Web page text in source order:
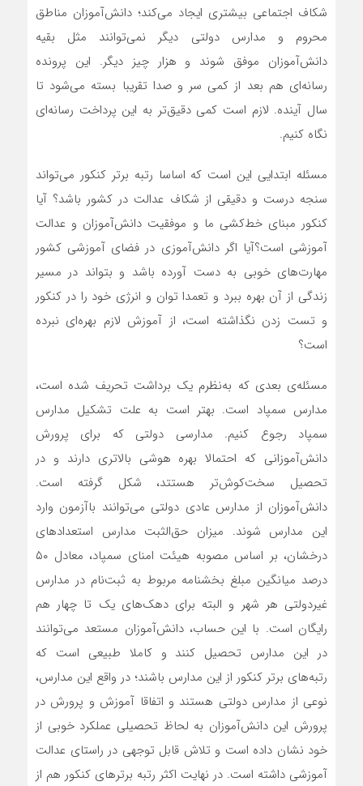
شکاف اجتماعی بیشتری ایجاد می‌کند؛ دانش‌آموزان مناطق
محروم و مدارس دولتی دیگر نمی‌توانند مثل بقیه
دانش‌آموزان موفق شوند و هزار چیز دیگر. این پرونده
رسانه‌ای هم بعد از کمی سر و صدا تقریبا بسته می‌شود تا
سال آینده. لازم است کمی دقیق‌تر به این پرداخت رسانه‌ای
نگاه کنیم.
مسئله ابتدایی این است که اساسا رتبه برتر کنکور می‌تواند
سنجه درست و دقیقی از شکاف عدالت در کشور باشد؟ آیا
کنکور مبنای خط‌کشی ما و موفقیت دانش‌آموزان و عدالت
آموزشی است؟آیا اگر دانش‌آموزی در فضای آموزشی کشور
مهارت‌های خوبی به دست آورده باشد و بتواند در مسیر
زندگی از آن بهره ببرد و تعمدا توان و انرژی خود را در کنکور
و تست زدن نگذاشته است، از آموزش لازم بهره‌ای نبرده
است؟
مسئله‌ی بعدی که به‌نظرم یک برداشت تحریف شده است،
مدارس سمپاد است. بهتر است به علت تشکیل مدارس
سمپاد رجوع کنیم. مدارسی دولتی که برای پرورش
دانش‌آموزانی که احتمالا بهره هوشی بالاتری دارند و در
تحصیل سخت‌کوش‌تر هستتد، شکل گرفته است.
دانش‌آموزان از مدارس عادی دولتی می‌توانند باآزمون وارد
این مدارس شوند. میزان حق‌الثبت مدارس استعدادهای
درخشان، بر اساس مصوبه هیئت امنای سمپاد، معادل ۵۰
درصد میانگین مبلغ بخشنامه مربوط به ثبت‌نام در مدارس
غیردولتی هر شهر و البته برای دهک‌های یک تا چهار هم
رایگان است. با این حساب، دانش‌آموزان مستعد می‌توانند
در این مدارس تحصیل کنند و کاملا طبیعی است که
رتبه‌های برتر کنکور از این مدارس باشند؛ در واقع این مدارس،
نوعی از مدارس دولتی هستند و اتفاقا آموزش و پرورش در
پرورش این دانش‌آموزان به لحاظ تحصیلی عملکرد خوبی از
خود نشان داده است و تلاش قابل توجهی در راستای عدالت
آموزشی داشته است. در نهایت اکثر رتبه برترهای کنکور هم از